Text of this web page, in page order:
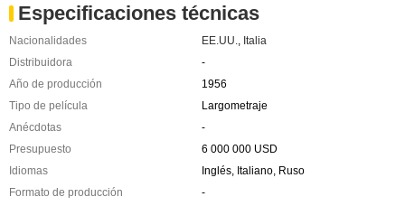
Especificaciones técnicas
Nacionalidades EE.UU.
Italia
Distribuidora
-
Año de producción
1956
Tipo de película
Largometraje
Anécdotas
-
Presupuesto
6 000 000 USD
Idiomas
Inglés, Italiano, Ruso
Formato de producción
-